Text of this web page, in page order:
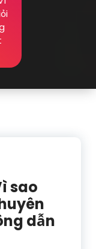
sao
dẫn